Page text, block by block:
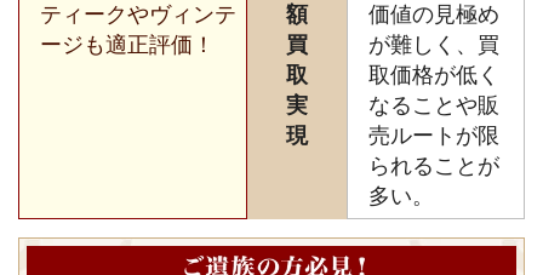
ティークやヴィンテ
ージも適正評価！
額
買
取
実
現
価値の見極め
が難しく、買
取価格が低く
なることや販
売ルートが限
られることが
多い。